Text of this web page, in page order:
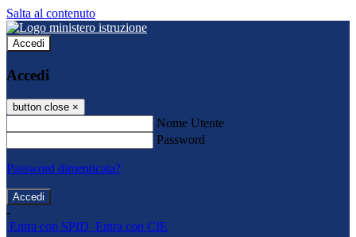
Salta al contenuto
Accedi
Accedi
button close ×
Nome Utente
Password
Password dimenticata?
-
Entra con SPID Entra con CIE